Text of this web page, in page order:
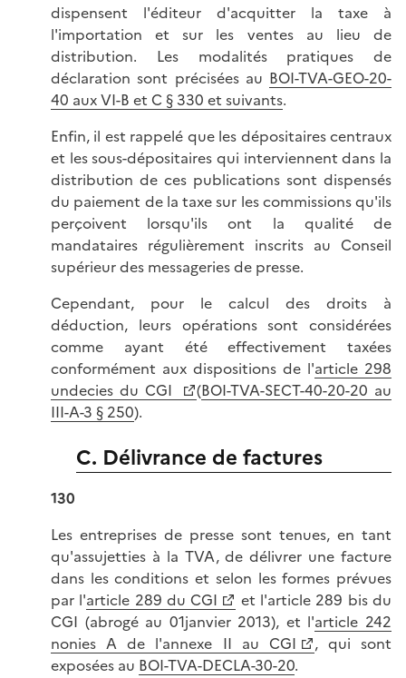
dispensent l'éditeur d'acquitter la taxe à
l'importation et sur les ventes au lieu de
distribution. Les modalités pratiques de
déclaration sont précisées au BOI-TVA-GEO-20-
40 aux VI-B et C § 330 et suivants.
Enfin, il est rappelé que les dépositaires centraux
et les sous-dépositaires qui interviennent dans la
distribution de ces publications sont dispensés
du paiement de la taxe sur les commissions qu'ils
perçoivent lorsqu'ils ont la qualité de
mandataires régulièrement inscrits au Conseil
supérieur des messageries de presse.
Cependant, pour le calcul des droits à
déduction, leurs opérations sont considérées
comme ayant été effectivement taxées
conformément aux dispositions de l'article 298
undecies du CGI
(BOI-TVA-SECT-40-20-20 au
III-A-3 § 250).
C. Délivrance de factures
130
Les entreprises de presse sont tenues, en tant
qu'assujetties à la TVA, de délivrer une facture
dans les conditions et selon les formes prévues
par l'article 289 du CGI
et l'article 289 bis du
CGI (abrogé au 01janvier 2013), et l'article 242
nonies A de l'annexe II au CGI
, qui sont
exposées au BOI-TVA-DECLA-30-20.